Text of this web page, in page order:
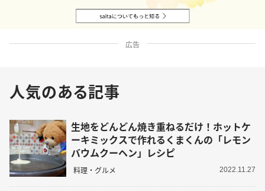
広告
人気のある記事
生地をどんどん焼き重ねるだけ！ホットケ
ーキミックスで作れるくまくんの「レモン
バウムクーヘン」レシピ
料理・グルメ 2022.11.27